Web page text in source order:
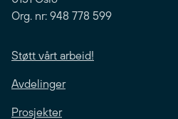
Org. nr: 948 778 599
Støtt vårt arbeid!
Avdelinger
Prosjekter